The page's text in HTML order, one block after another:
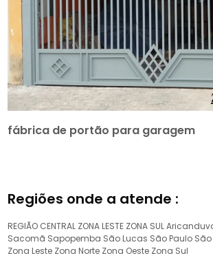
fábrica de portão para garagem
Regiões onde a atende :
REGIÃO CENTRAL ZONA LESTE ZONA SUL
Sacomã Sapopemba São Lucas São Paulo
Zona Leste Zona Norte Zona Oeste Zona Sul